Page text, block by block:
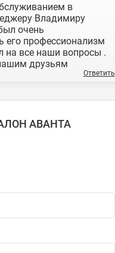
в
Владимиру
очень
профессионализм
на все наши вопросы .
друзьям
Ответить
АВАНТА